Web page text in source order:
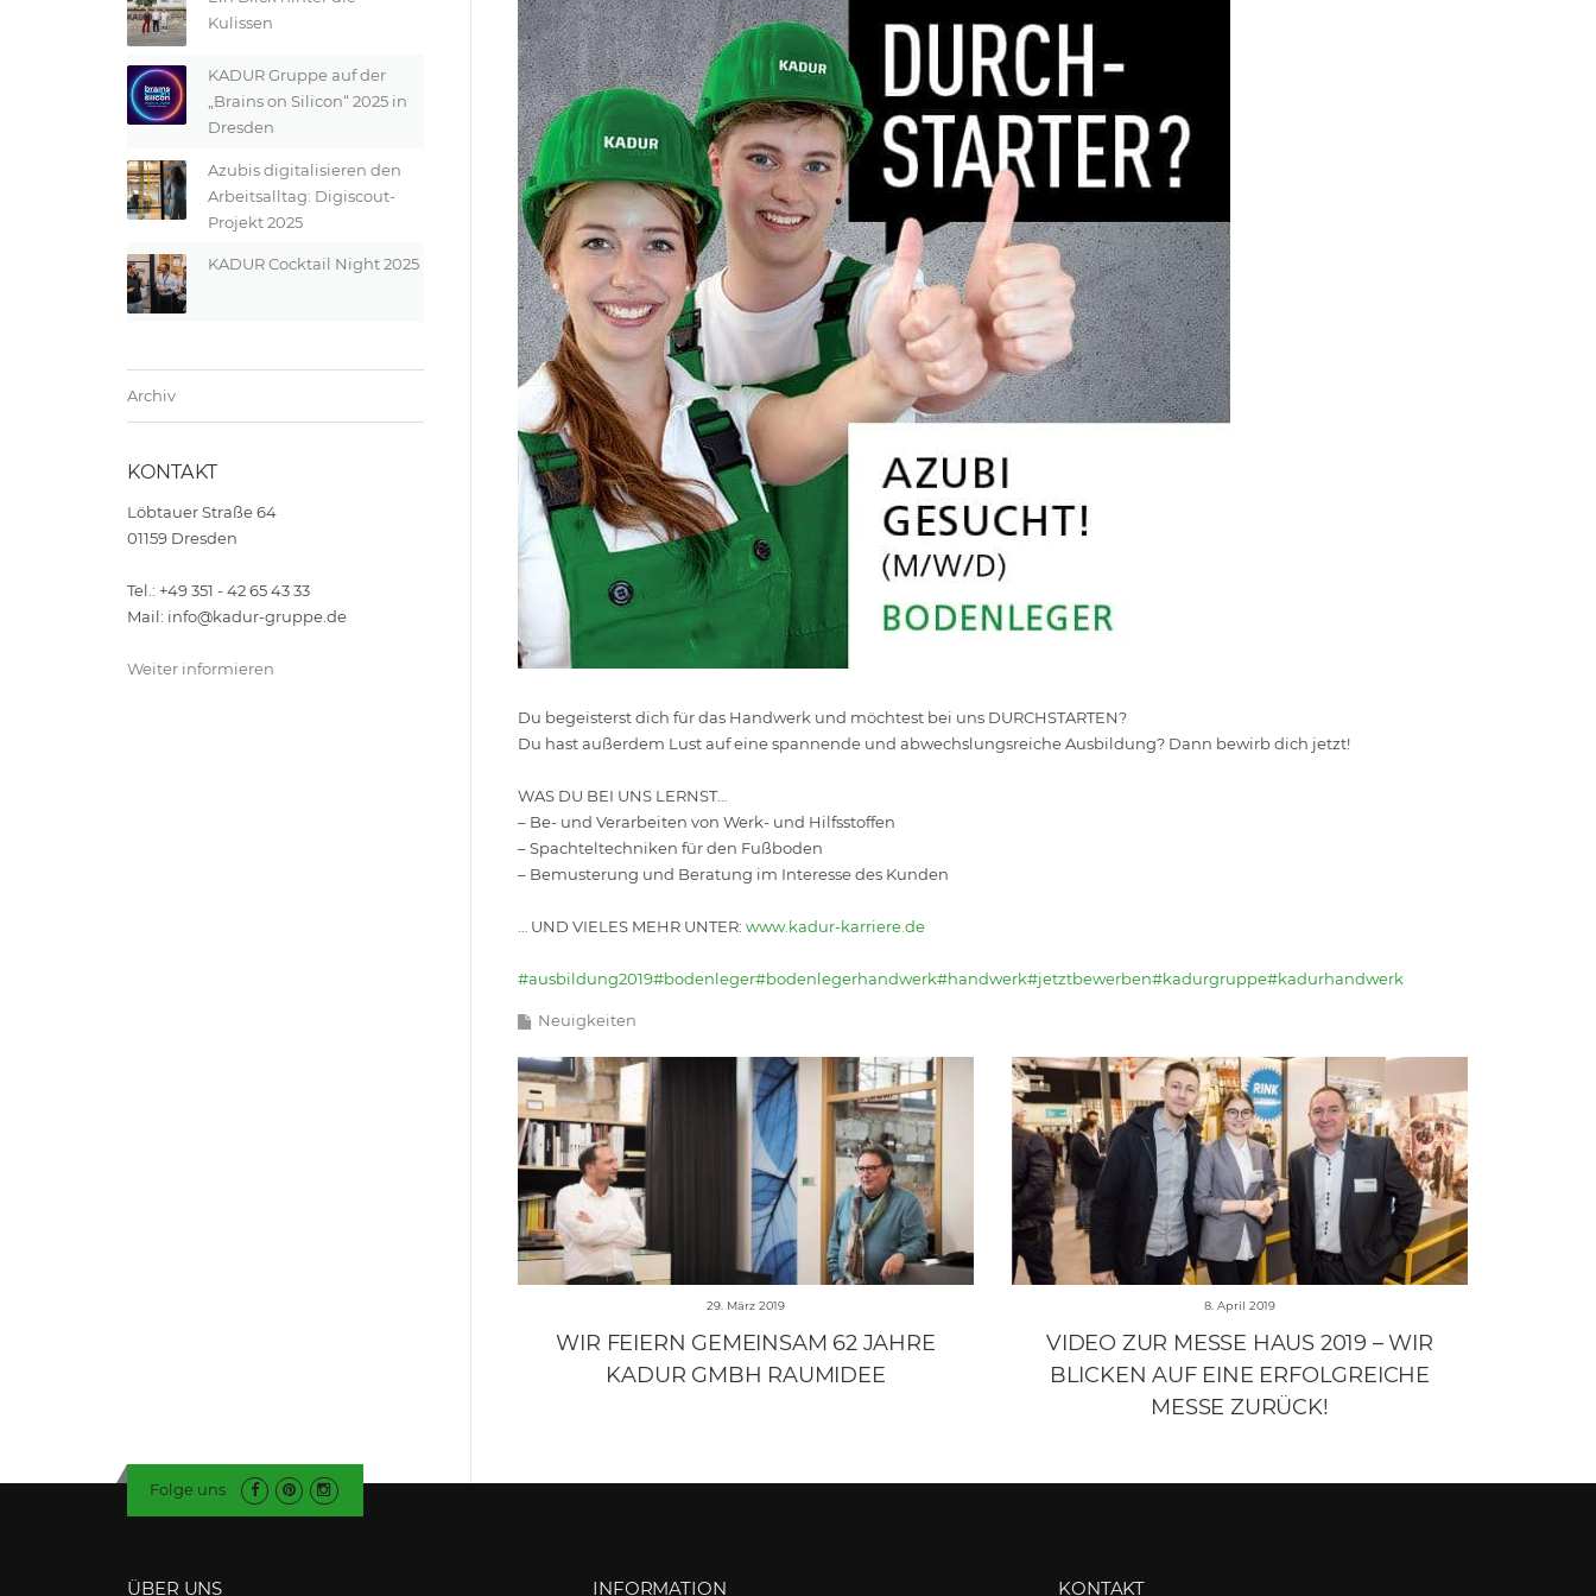
Du begeisterst dich für das Handwerk und möchtest bei uns DURCHSTARTEN?
Du hast außerdem Lust auf eine spannende und abwechslungsreiche Ausbildung? Dann bewirb dich jetzt!
WAS DU BEI UNS LERNST…
– Be- und Verarbeiten von Werk- und Hilfsstoffen
– Spachteltechniken für den Fußboden
– Bemusterung und Beratung im Interesse des Kunden
… UND VIELES MEHR UNTER: www.kadur-karriere.de
#ausbildung2019#bodenleger#bodenlegerhandwerk#handwerk#jetztbewerben#kadurgruppe#kadurhandwerk
Neuigkeiten
29. März 2019
WIR FEIERN GEMEINSAM 62 JAHRE
KADUR GMBH RAUMIDEE
8. April 2019
VIDEO ZUR MESSE HAUS 2019 – WIR
BLICKEN AUF EINE ERFOLGREICHE
MESSE ZURÜCK!
Kulissen
KADUR Gruppe auf der
„Brains on Silicon“ 2025 in
Dresden
Azubis digitalisieren den
Arbeitsalltag: Digiscout-
Projekt 2025
KADUR Cocktail Night 2025
Archiv
KONTAKT
Löbtauer Straße 64
01159 Dresden
Tel.: +49 351 - 42 65 43 33
Mail: info@kadur-gruppe.de
Weiter informieren
Folge uns
ÜBER UNS INFORMATION KONTAKT